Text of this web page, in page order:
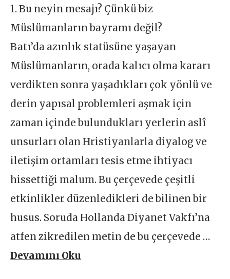
1. Bu neyin mesajı? Çünkü biz
Müslümanların bayramı değil?
Batı’da azınlık statüsüne yaşayan
Müslümanların, orada kalıcı olma kararı
verdikten sonra yaşadıkları çok yönlü ve
derin yapısal problemleri aşmak için
zaman içinde bulundukları yerlerin aslî
unsurları olan Hristiyanlarla diyalog ve
iletişim ortamları tesis etme ihtiyacı
hissettiği malum. Bu çerçevede çeşitli
etkinlikler düzenledikleri de bilinen bir
husus. Soruda Hollanda Diyanet Vakfı’na
atfen zikredilen metin de bu çerçevede …
Devamını Oku